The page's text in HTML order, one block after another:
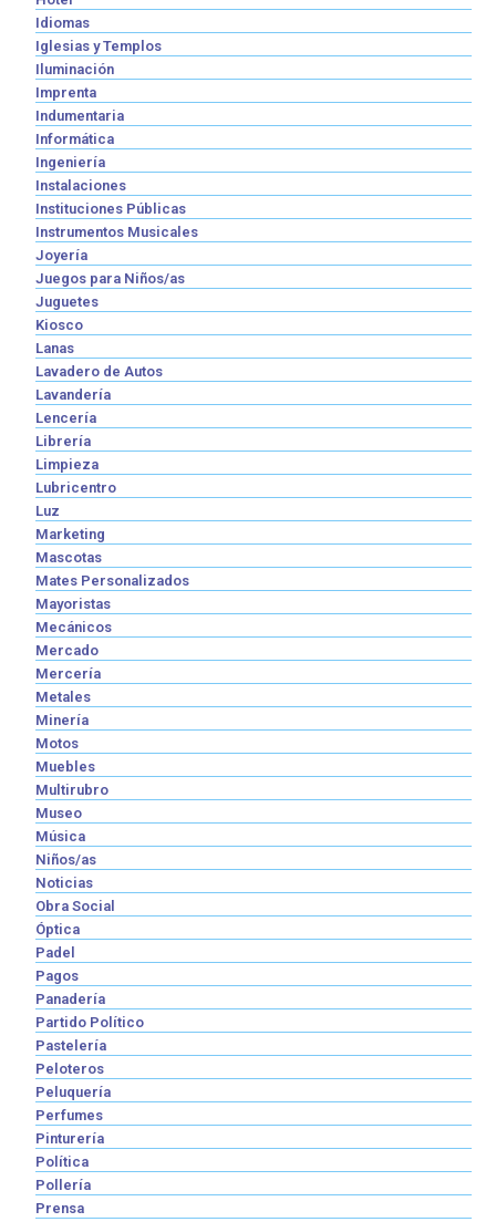
Idiomas
Iglesias y Templos
Iluminación
Imprenta
Indumentaria
Informática
Ingeniería
Instalaciones
Instituciones Públicas
Instrumentos Musicales
Joyería
Juegos para Niños/as
Juguetes
Kiosco
Lanas
Lavadero de Autos
Lavandería
Lencería
Librería
Limpieza
Lubricentro
Luz
Marketing
Mascotas
Mates Personalizados
Mayoristas
Mecánicos
Mercado
Mercería
Metales
Minería
Motos
Muebles
Multirubro
Museo
Música
Niños/as
Noticias
Obra Social
Óptica
Padel
Pagos
Panadería
Partido Político
Pastelería
Peloteros
Peluquería
Perfumes
Pinturería
Política
Pollería
Prensa